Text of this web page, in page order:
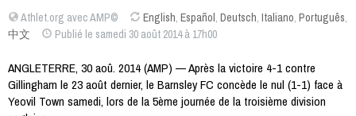
Athlet.org avec AMP© English, Español, Deutsch, Italiano, Português,
中文
Publié le samedi 30 août 2014 à 17h00
ANGLETERRE, 30 aoû. 2014 (AMP) — Après la victoire 4-1 contre
Gillingham le 23 août dernier, le Barnsley FC concède le nul (1-1) face à
Yeovil Town samedi, lors de la 5ème journée de la troisième division